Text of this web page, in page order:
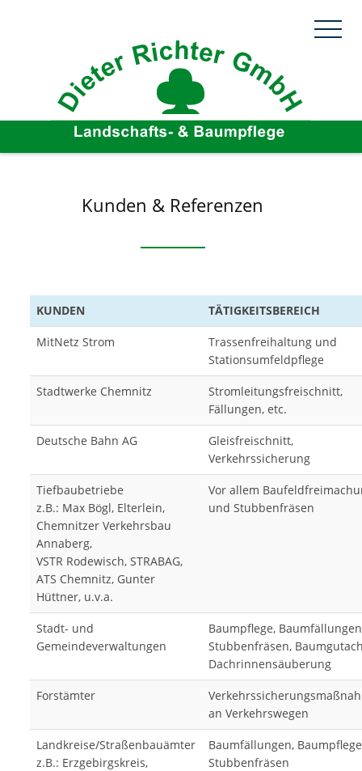
Kunden & Referenzen
KUNDEN TÄTIGKEITSBEREICH
MitNetz Strom
Trassenfreihaltung und
Stationsumfeldpflege
Stadtwerke Chemnitz
Stromleitungsfreischnitt,
Fällungen, etc.
Deutsche Bahn AG
Gleisfreischnitt,
Verkehrssicherung
Tiefbaubetriebe
z.B.: Max Bögl, Elterlein,
Chemnitzer Verkehrsbau
Annaberg,
VSTR Rodewisch, STRABAG,
ATS Chemnitz, Gunter
Hüttner, u.v.a.
Vor allem
und Stubbenfräsen
Stadt- und
Gemeindeverwaltungen
Baumpflege,
Stubbenfräsen,
Dachrinnensäuberung
Forstämter
an Verkehrswegen
Landkreise/Straßenbauämter
z.B.: Erzgebirgskreis,
Baumfällungen,
Stubbenfräsen